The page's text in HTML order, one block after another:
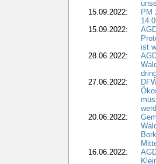
15.09.2022:
PM
15.09.2022:
ist
28.06.2022:
27.06.2022:
20.06.2022:
16.06.2022: